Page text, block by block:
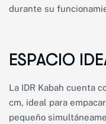
durante su
ESPACIO
La IDR Kabah cuenta
cm, ideal para
pequeño